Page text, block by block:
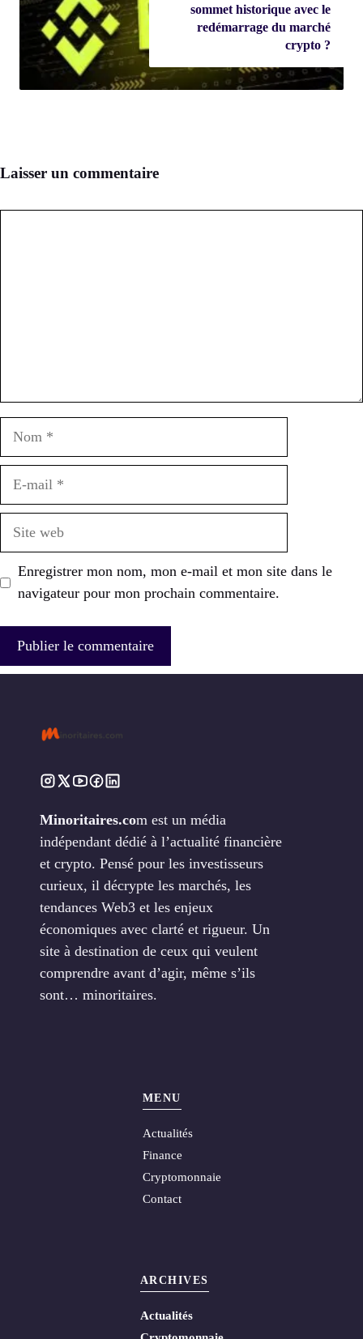
sommet historique avec le
redémarrage du marché
crypto ?
Laisser un commentaire
Enregistrer mon nom, mon e-mail et mon site dans le
navigateur pour mon prochain commentaire.
Minoritaires.com est un média
indépendant dédié à l’actualité financière
et crypto. Pensé pour les investisseurs
curieux, il décrypte les marchés, les
tendances Web3 et les enjeux
économiques avec clarté et rigueur. Un
site à destination de ceux qui veulent
comprendre avant d’agir, même s’ils
sont… minoritaires.
MENU
Actualités
Finance
Cryptomonnaie
Contact
ARCHIVES
Actualités